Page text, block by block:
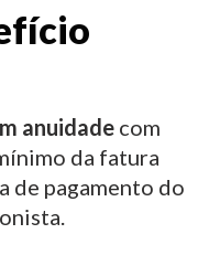
anuidade com
da fatura
de pagamento do